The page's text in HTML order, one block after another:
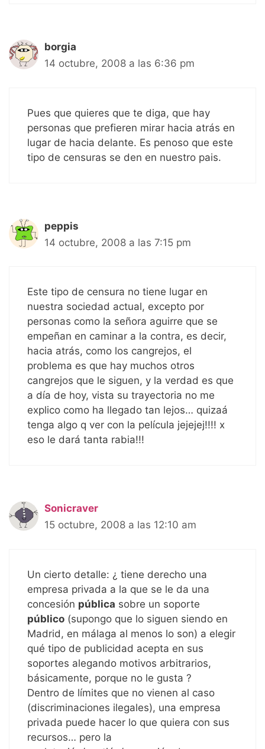
borgia
14 octubre, 2008 a las 6:36 pm
Pues que quieres que te diga, que hay
personas que prefieren mirar hacia atrás en
lugar de hacia delante. Es penoso que este
tipo de censuras se den en nuestro pais.
peppis
14 octubre, 2008 a las 7:15 pm
Este tipo de censura no tiene lugar en
nuestra sociedad actual, excepto por
personas como la señora aguirre que se
empeñan en caminar a la contra, es decir,
hacia atrás, como los cangrejos, el
problema es que hay muchos otros
cangrejos que le siguen, y la verdad es que
a día de hoy, vista su trayectoria no me
explico como ha llegado tan lejos… quizaá
tenga algo q ver con la película jejejej!!!! x
eso le dará tanta rabia!!!
Sonicraver
15 octubre, 2008 a las 12:10 am
Un cierto detalle: ¿ tiene derecho una
empresa privada a la que se le da una
concesión pública sobre un soporte
público (supongo que lo siguen siendo en
Madrid, en málaga al menos lo son) a elegir
qué tipo de publicidad acepta en sus
soportes alegando motivos arbitrarios,
básicamente, porque no le gusta ?
Dentro de límites que no vienen al caso
(discriminaciones ilegales), una empresa
privada puede hacer lo que quiera con sus
recursos… pero la